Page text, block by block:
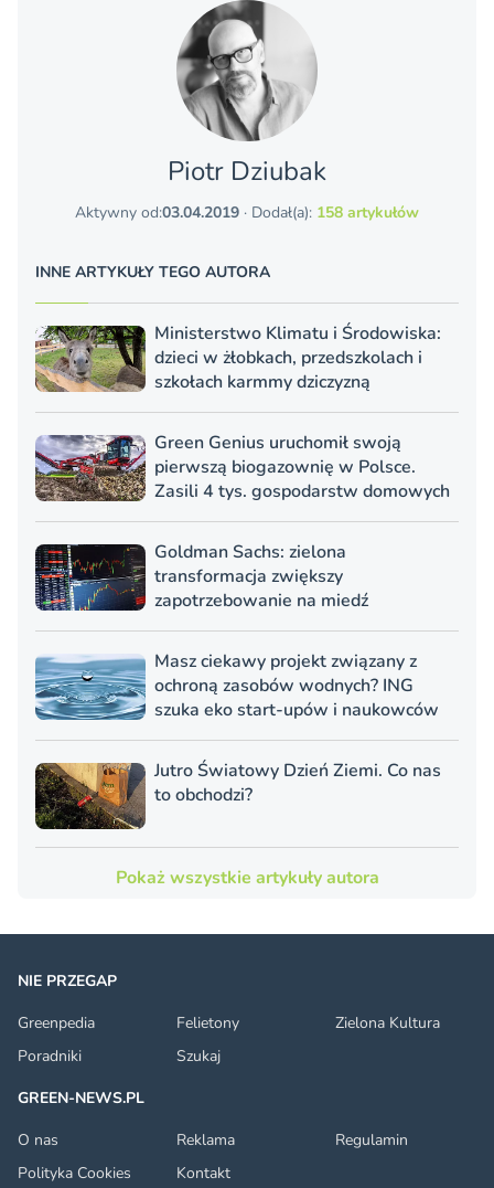
Piotr Dziubak
Aktywny od:03.04.2019 · Dodał(a): 158 artykułów
INNE ARTYKUŁY TEGO AUTORA
Ministerstwo Klimatu i Środowiska:
dzieci w żłobkach, przedszkolach i
szkołach karmmy dziczyzną
Green Genius uruchomił swoją
pierwszą biogazownię w Polsce.
Zasili 4 tys. gospodarstw domowych
Goldman Sachs: zielona
transformacja zwiększy
zapotrzebowanie na miedź
Masz ciekawy projekt związany z
ochroną zasobów wodnych? ING
szuka eko start-upów i naukowców
Jutro Światowy Dzień Ziemi. Co nas
to obchodzi?
Pokaż wszystkie artykuły autora
NIE PRZEGAP
Greenpedia
Felietony
Zielona Kultura
Poradniki
Szukaj
GREEN-NEWS.PL
O nas
Reklama
Regulamin
Polityka Cookies
Kontakt